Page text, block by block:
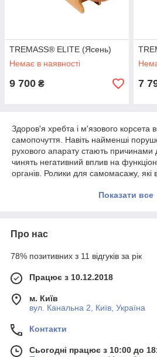
TREMASS® ELITE (Ясень)
Немає в наявності
9 700 ₴ 7
Здоров'я хребта і м'язового корсета
самопочуття. Навіть найменші
рухового апарату стають
чинять негативний вплив на
органів. Ролики для самомасажу, які
Тренажери TREMASS являють собою
Залежно від тренованої зони ролики
Тренажери, представлені в нашому
4-5 парами роликів, ця кількість є
ефективним для всіх членів сім'ї.
на підлогу, лягають зверху і
напруга ряду груп м'язів, зокрема
Показати все
Про нас
78% позитивних з 11 відгуків за рік
Працює з 10.12.2018
м. Київ
вул. Канальна 2, Київ, Україна
Контакти
Сьогодні працює з 10:00 до